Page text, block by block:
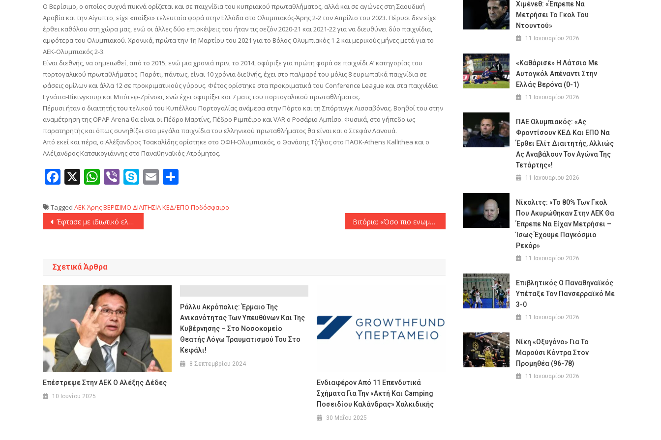
Ο Βερίσιμο, ο οποίος συχνά πυκνά ορίζεται και σε παιχνίδια του κυπριακού πρωταθλήματος, αλλά και σε αγώνες στη Σαουδική
Αραβία και την Αίγυπτο, είχε «παίξει» τελευταία φορά στην Ελλάδα στο Ολυμπιακός-Άρης 2-2 τον Απρίλιο του 2023. Πέρυσι δεν είχε
έρθει καθόλου στη χώρα μας, ενώ οι άλλες δύο επισκέψεις του ήταν τις σεζόν 2020-21 και 2021-22 για να διευθύνει δύο παιχνίδια,
αμφότερα του Ολυμπιακού. Χρονικά, πρώτα την 1η Μαρτίου του 2021 για το Βόλος-Ολυμπιακός 1-2 και μερικούς μήνες μετά για το
ΑΕΚ-Ολυμπιακός 2-3.
Είναι διεθνής, να σημειωθεί, από το 2015, ενώ μια χρονιά πριν, το 2014, σφύριξε για πρώτη φορά σε παιχνίδι Α’ κατηγορίας του
πορτογαλικού πρωταθλήματος. Παρότι, πάντως, είναι 10 χρόνια διεθνής, έχει στο παλμαρέ του μόλις 8 ευρωπαϊκά παιχνίδια σε
φάσεις ομίλων και άλλα 12 σε προκριματικούς γύρους. Φέτος ορίστηκε στα προκριματικά του Conference League και στα παιχνίδια
Εγνάτια-Βίκινγκουρ και Μπότεφ-Ζρίνσκι, ενώ έχει σφυρίξει και 7 ματς του πορτογαλικού πρωταθλήματος.
Πέρυσι ήταν ο διαιτητής του τελικού του Κυπέλλου Πορτογαλίας ανάμεσα στην Πόρτο και τη Σπόρτινγκ Λισσαβόνας. Βοηθοί του στην
αναμέτρηση της OPAP Arena θα είναι οι Πέδρο Μαρτίνς, Πέδρο Ριμπέιρο και VAR ο Ροσάριο Αμπίσο. Φυσικά, στο γήπεδο ως
παρατηρητής και όπως συνηθίζει στα μεγάλα παιχνίδια του ελληνικού πρωταθλήματος θα είναι και ο Στεφάν Λανουά.
Από εκεί και πέρα, ο Αλέξανδρος Τσακαλίδης ορίστηκε στο ΟΦΗ-Ολυμπιακός, ο Θανάσης Τζήλος στο ΠΑΟΚ-Athens Kallithea και ο
Αλέξανδρος Κατσικογιάννης στο Παναθηναϊκός-Ατρόμητος.
Facebook
X WhatsApp
ViberSkype
Email
Tagged AEKΆρηςΒΕΡΙΣΙΜΟ ΔΙΑΙΤΗΣΙΑΚΕΔ/ΕΠΟ Ποδόσφαιρο
Πλοήγηση
Έφτασε με ιδιωτικό ελικόπτερο στο Μονακό ο Βασίλης Σπανούλης και πιάνει δουλειά Βιτόρια: «Όσο πιο ενωμένοι, τόσο πιο δυνατοί!»
Σχετικά Άρθρα
Επέστρεψε Στην ΑΕΚ Ο Αλέξης Δέδες
10 Ιουνίου 2025
Ράλλυ Ακρόπολις: Έρμαιο Της
Ανικανότητας Των Υπευθύνων Και Της
Κυβέρνησης – Στο Νοσοκομείο
Θεατής Λόγω Τραυματισμού Του Στο
Κεφάλι!
8 Σεπτεμβρίου 2024
Ενδιαφέρον Από 11 Επενδυτικά
Σχήματα Για Την «Ακτή Και Camping
Ποσειδίου Καλάνδρας» Χαλκιδικής
30 Μαΐου 2025
Χιμένεθ: «Έπρεπε Να
Μετρήσει Το Γκολ Του
Ντουντού»
11 Ιανουαρίου 2026
«Καθάρισε» Η Λάτσιο Με
Αυτογκόλ Απέναντι Στην
Ελλάς Βερόνα (0-1)
11 Ιανουαρίου 2026
ΠΑΕ Ολυμπιακός: «Ας
Φροντίσουν ΚΕΔ Και ΕΠΟ Να
Έρθει Ελίτ Διαιτητής, Αλλιώς
Ας Αναβάλουν Τον Αγώνα Της
Τετάρτης»!
11 Ιανουαρίου 2026
Νίκολιτς: «Το 80% Των Γκολ
Που Ακυρώθηκαν Στην ΑΕΚ Θα
Έπρεπε Να Είχαν Μετρήσει –
Ίσως Έχουμε Παγκόσμιο
Ρεκόρ»
11 Ιανουαρίου 2026
Επιβλητικός Ο Παναθηναϊκός
Υπέταξε Τον Πανσερραϊκό Με
3-0
11 Ιανουαρίου 2026
Νίκη «οξυγόνο» Για Το
Μαρούσι Κόντρα Στον
Προμηθέα (96-78)
11 Ιανουαρίου 2026